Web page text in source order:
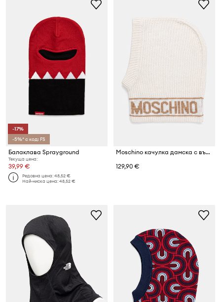
-17%
-5%* с код: FS
Балаклава Sprayground
Текуща цена:
39,99 €
Редовна цена:48,52 €
Най-ниска цена:48,52 €
Moschino качулка дамска с вълна
129,90 €